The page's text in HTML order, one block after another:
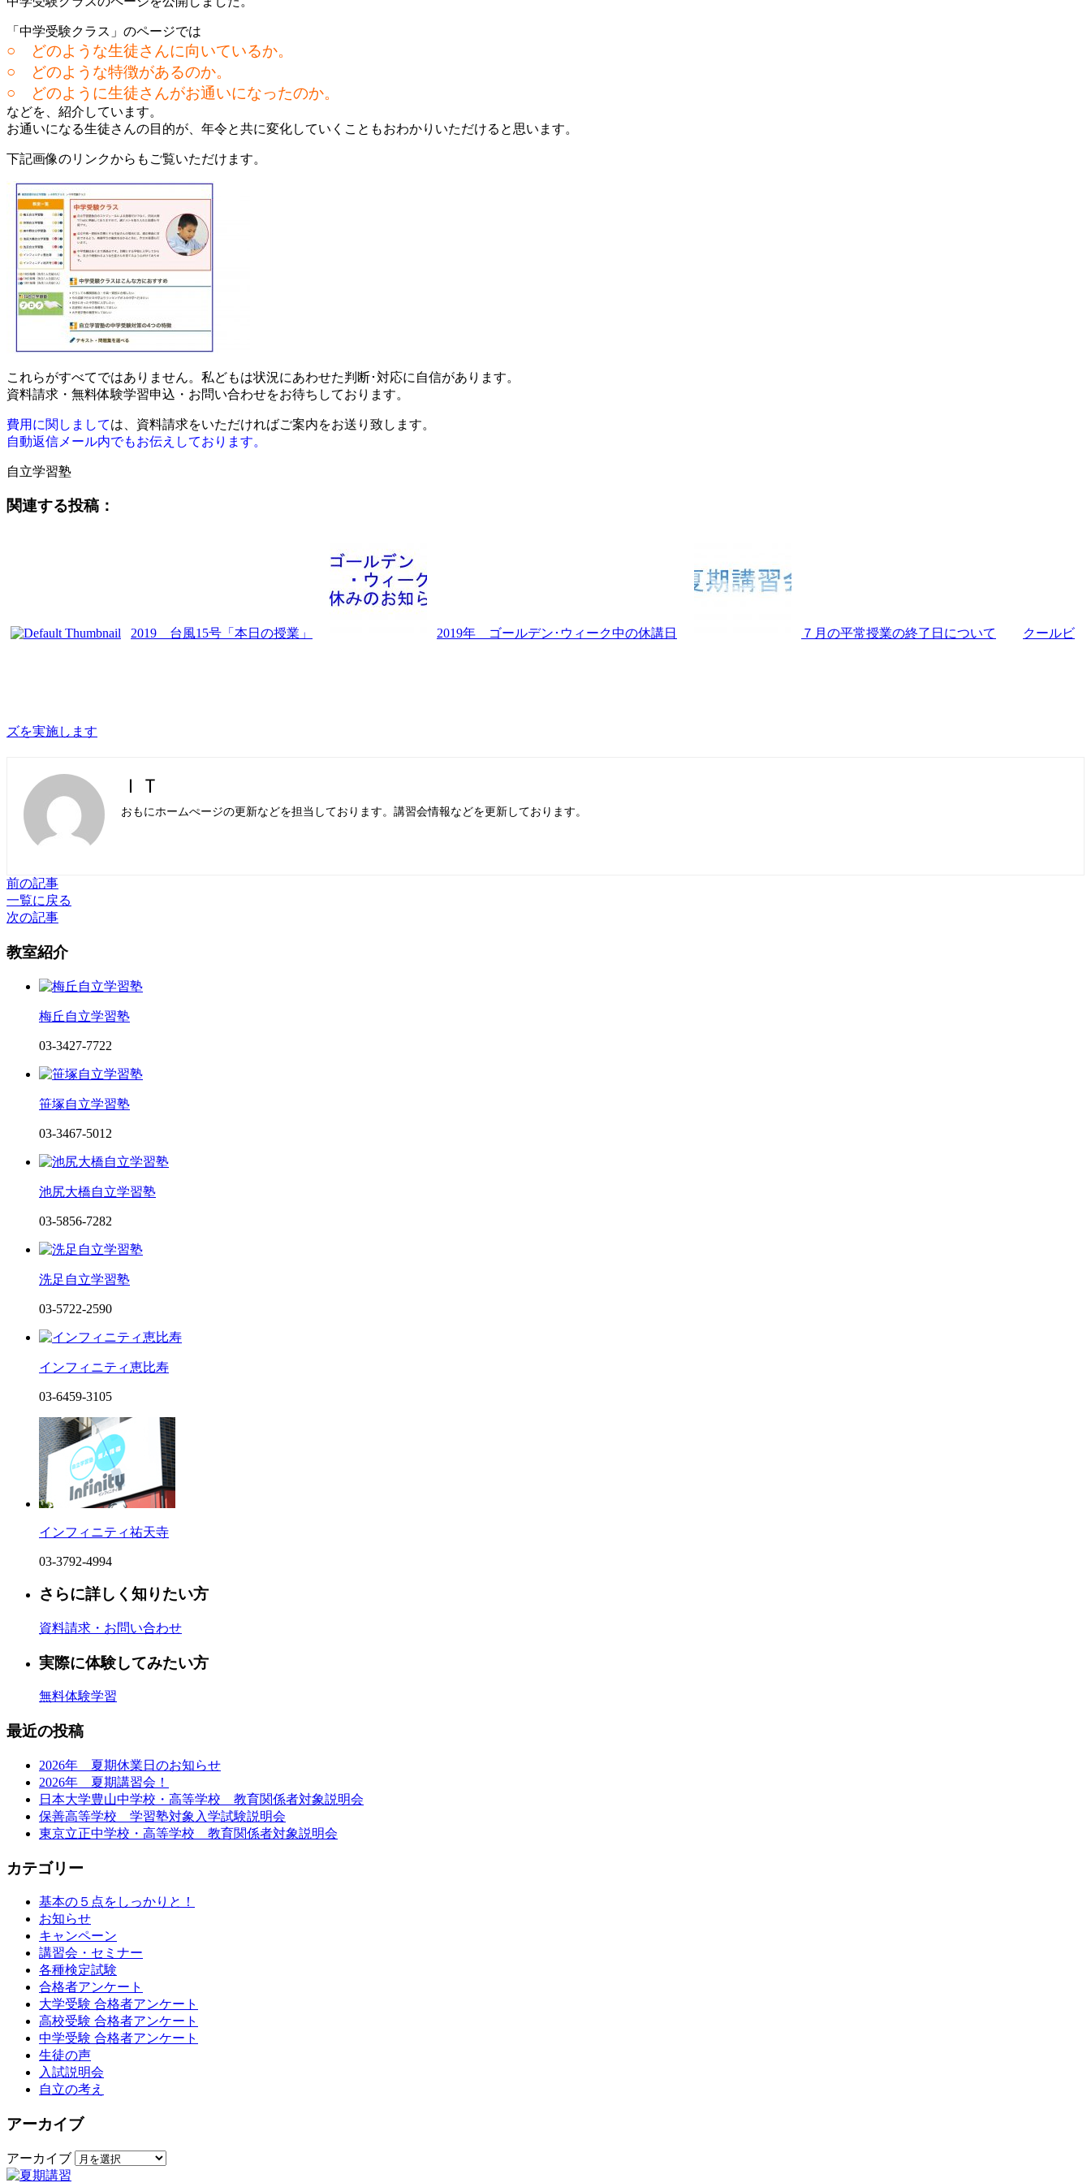
「中学受験クラス」のページでは
○ どのような生徒さんに向いているか。
○ どのような特徴があるのか。
○ どのように生徒さんがお通いになったのか。
などを、紹介しています。
お通いになる生徒さんの目的が、年令と共に変化していくこともおわかりいただけると思います。
下記画像のリンクからもご覧いただけます。
これらがすべてではありません。私どもは状況にあわせた判断･対応に自信があります。
資料請求・無料体験学習申込・お問い合わせをお待ちしております。
費用に関しましては、資料請求をいただければご案内をお送り致します。
自動返信メール内でもお伝えしております。
自立学習塾
関連する投稿：
2019 台風15号「本日の授業」 2019年 ゴールデン･ウィーク中の休講日 ７月の平常授業の終了日について クールビ
ズを実施します
ＩＴ
おもにホームぺージの更新などを担当しております。講習会情報などを更新しております。
前の記事
一覧に戻る
次の記事
教室紹介
梅丘自立学習塾
03-3427-7722
笹塚自立学習塾
03-3467-5012
池尻大橋自立学習塾
03-5856-7282
洗足自立学習塾
03-5722-2590
インフィニティ恵比寿
03-6459-3105
インフィニティ祐天寺
03-3792-4994
さらに詳しく知りたい方
資料請求・お問い合わせ
実際に体験してみたい方
無料体験学習
最近の投稿
2026年 夏期休業日のお知らせ
2026年 夏期講習会！
日本大学豊山中学校・高等学校 教育関係者対象説明会
保善高等学校 学習塾対象入学試験説明会
東京立正中学校・高等学校 教育関係者対象説明会
カテゴリー
基本の５点をしっかりと！
お知らせ
キャンペーン
講習会・セミナー
各種検定試験
合格者アンケート
大学受験 合格者アンケート
高校受験 合格者アンケート
中学受験 合格者アンケート
生徒の声
入試説明会
自立の考え
アーカイブ
アーカイブ